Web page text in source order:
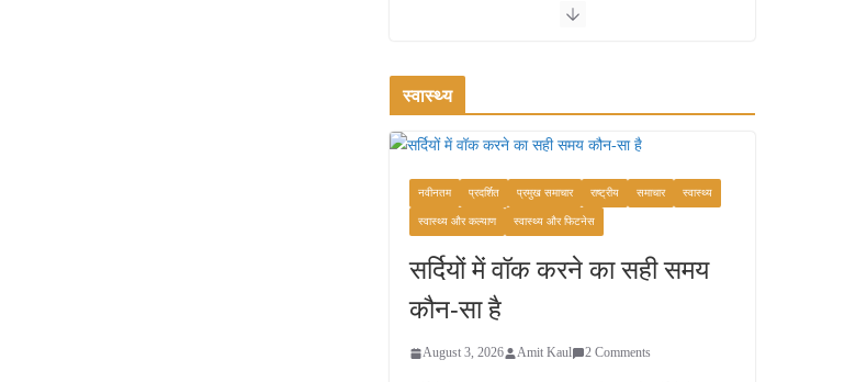
स्वादिष्ट भोजन का अनूठा संगम
वजन घटाने के लिए 8 बेहतरीन
वॉकिंग एक्सरसाइज: 1 महीने में
पाएं 3-4 किलो कम वजन
July 31, 2026 1 Comment
रामेश्वरम यात्रा गाइड: पवित्र
July 30, 2026
स्वास्थ्य
नवीनतम प्रदर्शित प्रमुख समाचार राष्ट्रीय समाचार स्वास्थ्य
स्वास्थ्य और कल्याण स्वास्थ्य और फिटनेस
सर्दियों में वॉक करने का सही समय
कौन-सा है
August 3, 2026 Amit Kaul 2 Comments